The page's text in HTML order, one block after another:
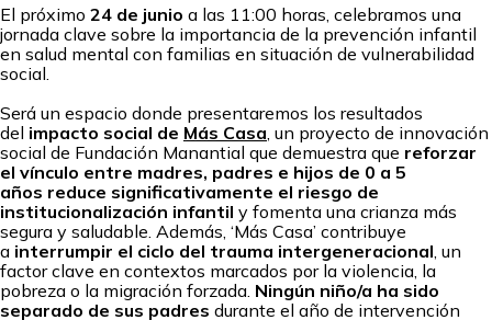
El próximo 24 de junio a las 11:00 horas, celebramos una
jornada clave sobre la importancia de la prevención infantil
en salud mental con familias en situación de vulnerabilidad
social.
Será un espacio donde presentaremos los resultados
del impacto social de Más Casa, un proyecto de innovación
social de Fundación Manantial que demuestra que reforzar
el vínculo entre madres, padres e hijos de 0 a 5
años reduce significativamente el riesgo de
institucionalización infantil y fomenta una crianza más
segura y saludable. Además, ‘Más Casa’ contribuye
a interrumpir el ciclo del trauma intergeneracional, un
factor clave en contextos marcados por la violencia, la
pobreza o la migración forzada. Ningún niño/a ha sido
separado de sus padres durante el año de intervención